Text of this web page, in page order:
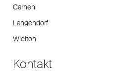
Carnehl
Langendorf
Wielton
Kontakt